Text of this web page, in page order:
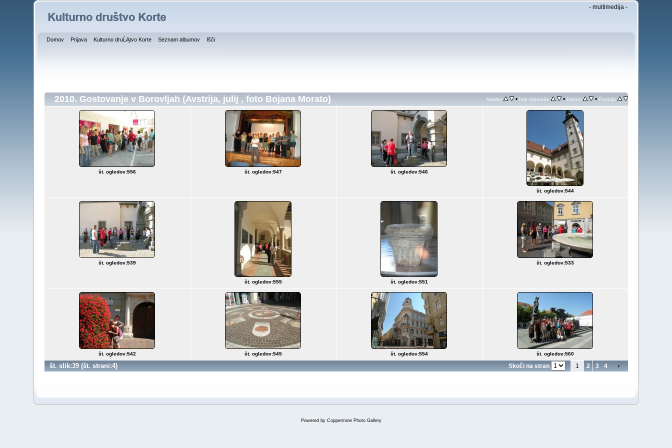
- multimedija -
Domov Prijava Kulturno druĹĄtvo Korte Seznam albumov Išči
2010. Gostovanje v Borovljah (Avstrija, julij , foto Bojana Morato) Naslov • Ime datoteke • Datum • Pozicija
št. ogledov:556 št. ogledov:547 št. ogledov:546
št. ogledov:544
št. ogledov:539
št. ogledov:555 št. ogledov:551
št. ogledov:533
št. ogledov:542 št. ogledov:545 št. ogledov:554 št. ogledov:560
št. slik:39 (št. strani:4) Skoči na stran 1 2 3 4
Powered by Coppermine Photo Gallery